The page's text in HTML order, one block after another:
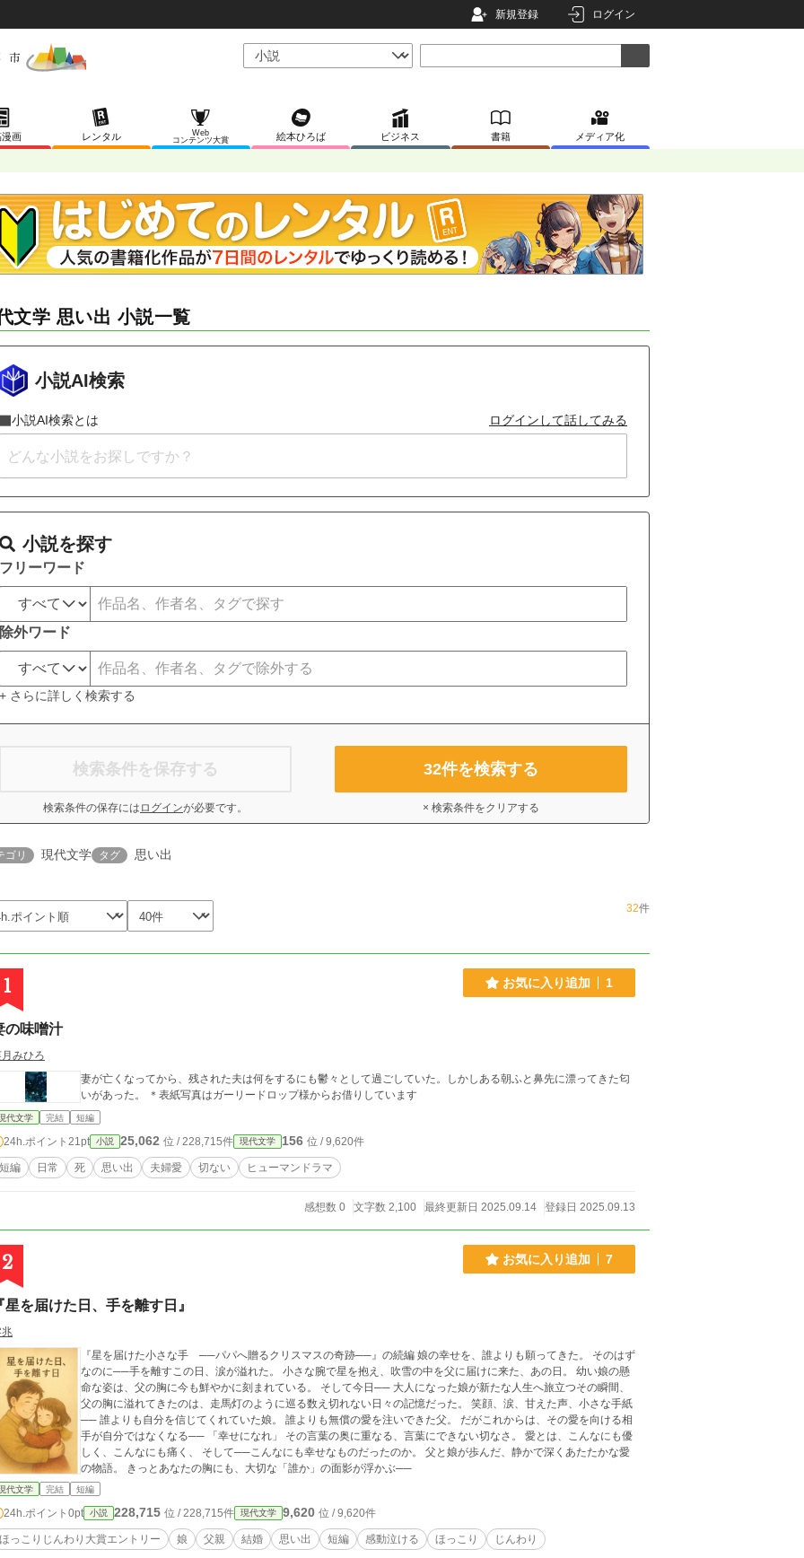
新規登録 ログイン
画 レンタル
Web
コンテンツ大賞
絵本ひろば ビジネス 書籍 メディア化
文学 思い出 小説一覧
小説AI検索
小説AI検索とは ログインして話してみる
小説を探す
フリーワード
除外ワード
+ さらに詳しく検索する
検索条件を保存する
検索条件の保存には ログインが必要です。
32件を検索する
× 検索条件をクリアする
ゴリ 現代文学 タグ 思い出
32件
1 お気に入り追加 1
の味噌汁
みひろ
妻が亡くなってから、残された夫は何をするにも鬱々として過ごしていた。しかしある朝ふと鼻先に漂ってきた匂
いがあった。 ＊表紙写真はガーリードロップ様からお借りしています
代文学 完結 短編
24h.ポイント 21pt 小説 25,062 位 / 228,715件 現代文学 156 位 / 9,620件
短編 日常 死 思い出 夫婦愛 切ない ヒューマンドラマ
感想数 0 文字数 2,100 最終更新日 2025.09.14 登録日 2025.09.13
2 お気に入り追加 7
星を届けた日、手を離す日』
『星を届けた小さな手 ──パパへ贈るクリスマスの奇跡──』の続編 娘の幸せを、誰よりも願ってきた。 そのはず
なのに──手を離すこの日、涙が溢れた。 小さな腕で星を抱え、吹雪の中を父に届けに来た、あの日。 幼い娘の懸
命な姿は、父の胸に今も鮮やかに刻まれている。 そして今日── 大人になった娘が新たな人生へ旅立つその瞬間、
父の胸に溢れてきたのは、走馬灯のように巡る数え切れない日々の記憶だった。 笑顔、涙、甘えた声、小さな手紙
── 誰よりも自分を信じてくれていた娘。 誰よりも無償の愛を注いできた父。 だがこれからは、その愛を向ける相
手が自分ではなくなる── 「幸せになれ」 その言葉の奥に重なる、言葉にできない切なさ。 愛とは、こんなにも優
しく、こんなにも痛く、 そして──こんなにも幸せなものだったのか。 父と娘が歩んだ、静かで深くあたたかな愛
の物語。 きっとあなたの胸にも、大切な「誰か」の面影が浮かぶ──
代文学 完結 短編
24h.ポイント 0pt 小説 228,715 位 / 228,715件 現代文学 9,620 位 / 9,620件
ほっこりじんわり大賞エントリー 娘 父親 結婚 思い出 短編 感動泣ける ほっこり じんわり